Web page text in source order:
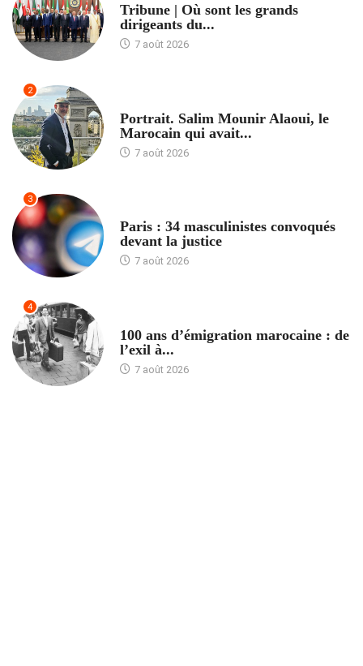
Tribune | Où sont les grands
dirigeants du...
7 août 2026
2
Portrait. Salim Mounir Alaoui, le
Marocain qui avait...
7 août 2026
3
Paris : 34 masculinistes convoqués
devant la justice
7 août 2026
4
100 ans d’émigration marocaine : de
l’exil à...
7 août 2026